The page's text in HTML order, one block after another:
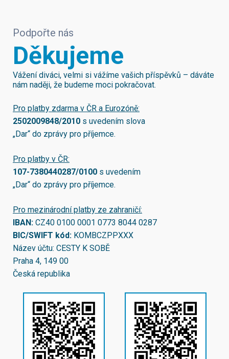
Podpořte nás
Děkujeme
Vážení diváci, velmi si vážíme vašich příspěvků – dáváte
nám naději, že budeme moci pokračovat.
Pro platby zdarma v ČR a Eurozóně:
2502009848/2010 s uvedením slova
„Dar“ do zprávy pro příjemce.
Pro platby v ČR:
107-7380440287/0100 s uvedením
„Dar“ do zprávy pro příjemce.
Pro mezinárodní platby ze zahraničí:
IBAN: CZ40 0100 0001 0773 8044 0287
BIC/SWIFT kód: KOMBCZPPXXX
Název účtu: CESTY K SOBĚ
Praha 4, 149 00
Česká republika